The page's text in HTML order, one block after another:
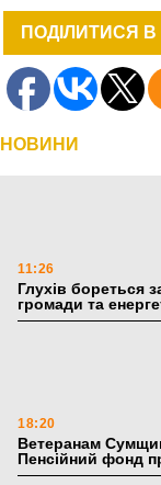
ПОДІЛИТИСЯ
НОВИНИ
11:26
Глухів бореться
громади та
18:20
Ветеранам
Пенсійний фонд